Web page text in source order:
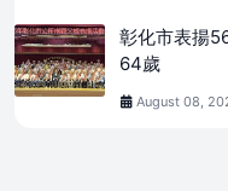
彰化市表揚
64歲
August 08,